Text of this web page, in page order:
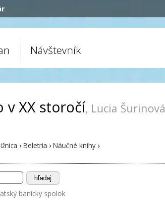
.
Návštevník
v XX storočí, Lucia Šurinová
› Beletria › Náučné knihy ›
hľadaj
banícky spolok